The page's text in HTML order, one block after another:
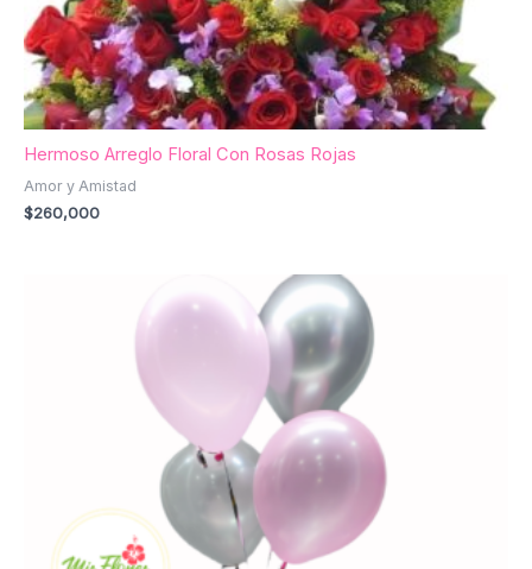
Hermoso Arreglo Floral Con Rosas Rojas
Amor y Amistad
$260,000